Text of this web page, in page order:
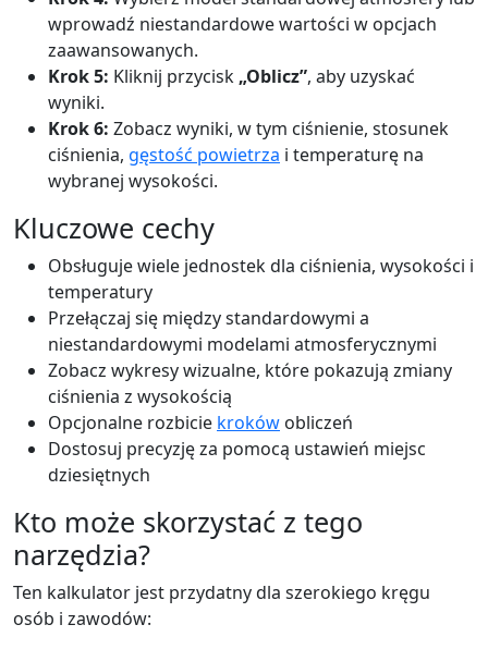
wprowadź niestandardowe wartości w opcjach
zaawansowanych.
Krok 5: Kliknij przycisk „Oblicz”, aby uzyskać
wyniki.
Krok 6: Zobacz wyniki, w tym ciśnienie, stosunek
ciśnienia, gęstość powietrza i temperaturę na
wybranej wysokości.
Kluczowe cechy
Obsługuje wiele jednostek dla ciśnienia, wysokości i
temperatury
Przełączaj się między standardowymi a
niestandardowymi modelami atmosferycznymi
Zobacz wykresy wizualne, które pokazują zmiany
ciśnienia z wysokością
Opcjonalne rozbicie kroków obliczeń
Dostosuj precyzję za pomocą ustawień miejsc
dziesiętnych
Kto może skorzystać z tego
narzędzia?
Ten kalkulator jest przydatny dla szerokiego kręgu
osób i zawodów: